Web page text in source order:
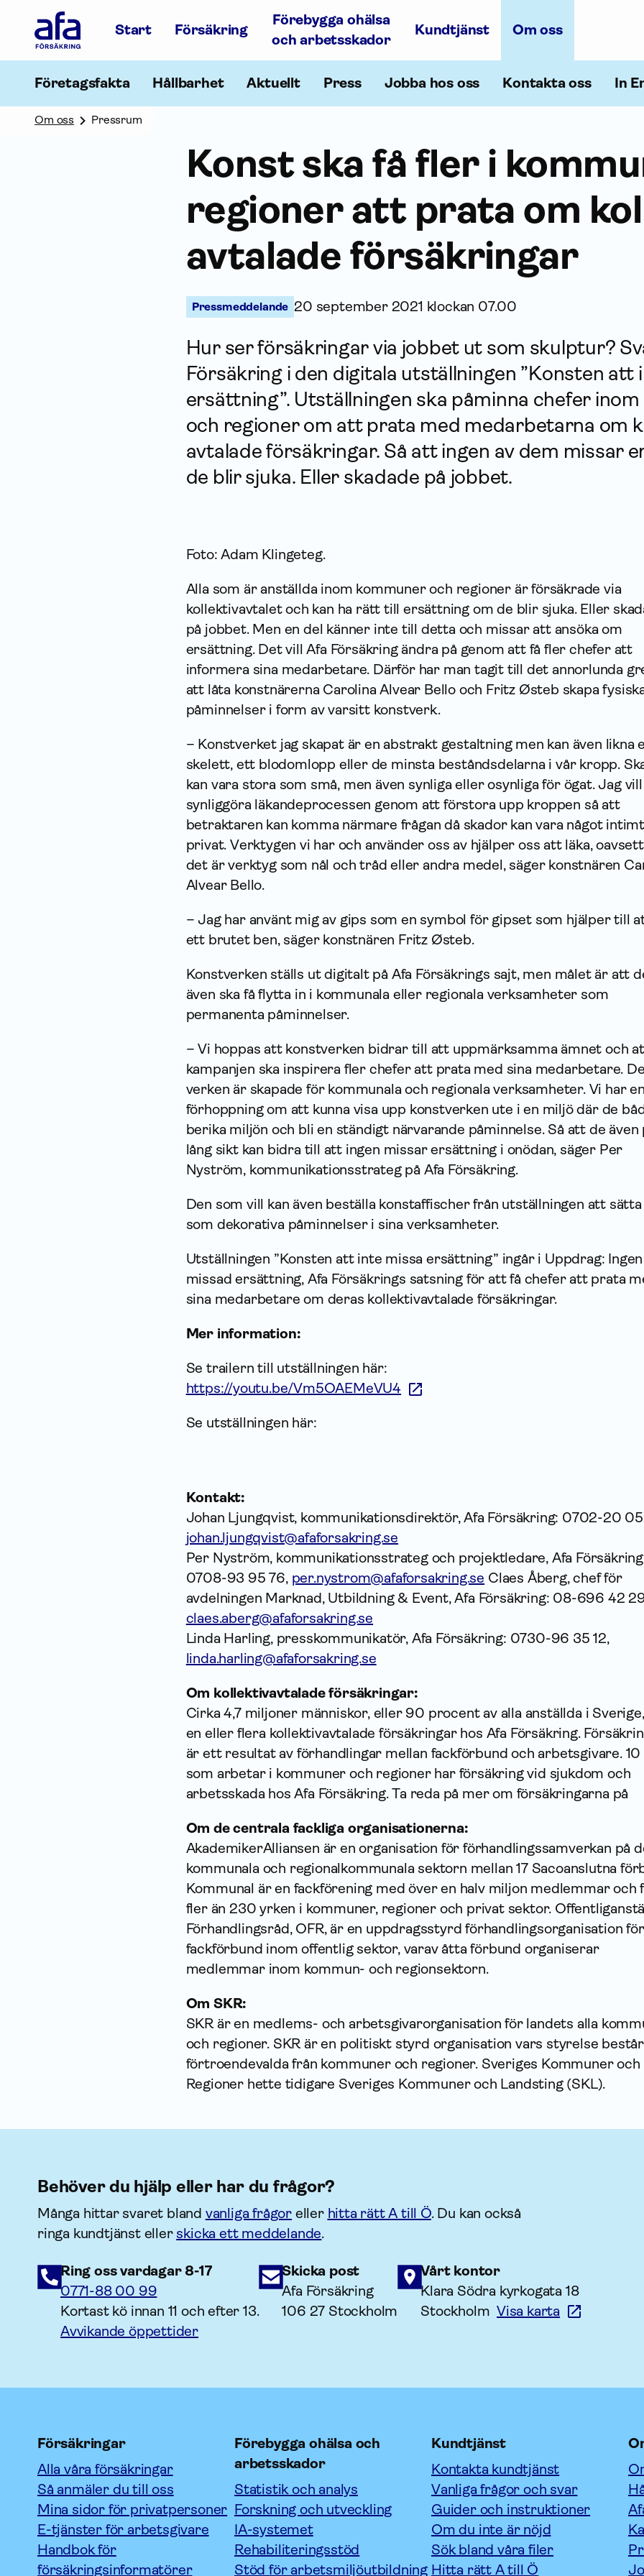
Försäkring
Gå
startsidan
Start Försäkring
Förebygga ohälsa
och arbetsskador
Kundtjänst Om oss
Företagsfakta Hållbarhet Aktuellt Press Jobba hos oss Kontakta oss In
Om oss Pressrum
Konst ska få fler i
regioner att prata om
avtalade försäk­ringar
Pressmeddelande 20 september 2021 klockan 07.00
Hur ser försäk­ringar via jobbet ut som skulptur?
För­säkring i den digitala utställningen ”Konsten att
ersättning”. Utställningen ska påminna chefer
och regioner om att prata med medarbetarna om
avtalade försäk­ringar. Så att ingen av dem missar
de blir sjuka. Eller skadade på jobbet.
Foto: Adam Klingeteg.
Alla som är anställda inom kommuner och regioner är försäkrade via
kollektivavtalet och kan ha rätt till ersättning om de blir sjuka. Eller
på jobbet. Men en del känner inte till detta och missar att ansöka om
ersättning. Det vill Afa Försäkring ändra på genom att få fler chefer att
informera sina medarbetare. Därför har man tagit till det annorlunda
att låta konstnärerna Carolina Alvear Bello och Fritz Østeb skapa
påminnelser i form av varsitt konstverk.
– Konstverket jag skapat är en abstrakt gestaltning men kan även likna
skelett, ett blodomlopp eller de minsta beståndsdelarna i vår kropp.
kan vara stora som små, men även synliga eller osynliga för ögat. Jag vill
synliggöra läkandeprocessen genom att förstora upp kroppen så att
betraktaren kan komma närmare frågan då skador kan vara något
privat. Verktygen vi har och använder oss av hjälper oss att läka,
det är verktyg som nål och tråd eller andra medel, säger konstnären
Alvear Bello.
– Jag har använt mig av gips som en symbol för gipset som hjälper till
ett brutet ben, säger konstnären Fritz Østeb.
Konstverken ställs ut digitalt på Afa Försäkrings sajt, men målet är att
även ska få flytta in i kommunala eller regionala verksamheter som
permanenta påminnelser.
– Vi hoppas att konstverken bidrar till att uppmärksamma ämnet och
kampanjen ska inspirera fler chefer att prata med sina medarbetare.
verken är skapade för kommunala och regionala verksamheter. Vi har en
förhoppning om att kunna visa upp konstverken ute i en miljödär de
berika miljön och bli en ständigt närvarande påminnelse. Så att de även
lång sikt kan bidra till att ingen missar ersättning i onödan, säger Per
Nyström, kommunikationsstrateg på Afa Försäkring.
Den som vill kan även beställa konstaffischer från utställningen att
som dekorativa påminnelser i sina verksamheter.
Utställningen ”Konsten att inte missa ersättning” ingår i Uppdrag: Ingen
missad ersättning, Afa Försäkrings satsning för att få chefer att prata
sina medarbetare om deras kollektivavtalade försäkringar.
Mer information:
Se trailern till utställningen här:
https://youtu.be/Vm5OAEMeVU4
Se utställningen här:
Kontakt:
Johan Ljungqvist, kommunikationsdirektör, Afa Försäkring: 0702-20 05
johan.ljungqvist@afaforsakring.se
Per Nyström, kommunikationsstrateg och projektledare, Afa
0708-93 95 76, per.nystrom@afaforsakring.se Claes Åberg, chef för
avdelningen Marknad, Utbildning & Event, Afa Försäkring: 08-696 42
claes.aberg@afaforsakring.se
Linda Harling, presskommunikatör, Afa Försäkring: 0730-96 35 12,
linda.harling@afaforsakring.se
Om kollektivavtalade försäkringar:
Cirka 4,7 miljoner människor, eller 90 procent av alla anställda i
en eller flera kollektivavtalade försäkringar hos Afa Försäkring.
är ett resultat av förhandlingar mellan fackförbund och arbetsgivare. 10
som arbetar i kommuner och regioner har försäkring vid sjukdom och
arbetsskada hos Afa Försäkring. Ta reda på mer om försäkringarna på
Om de centrala fackliga organisationerna:
AkademikerAlliansen är en organisation för förhandlingssamverkan på
kommunala och regionalkommunala sektorn mellan 17 Sacoanslutna
Kommunal är en fackförening med över en halv miljon medlemmar och
fler än 230 yrken i kommuner, regioner och privat sektor.
Förhandlingsråd, OFR, är en uppdragsstyrd förhandlingsorganisation
fackförbund inom offentlig sektor, varav åtta förbund organiserar
medlemmar inom kommun- och regionsektorn.
Om SKR:
SKR är en medlems- och arbetsgivarorganisation för landets alla
och regioner. SKR är en politiskt styrd organisation vars styrelse
förtroendevalda från kommuner och regioner. Sveriges Kommuner och
Regioner hette tidigare Sveriges Kommuner och Landsting (SKL).
Behöver du hjälp eller har du frågor?
Många hittar svaret bland vanliga frågor eller hitta rätt A till Ö. Du kan också
ringa kundtjänst eller skicka ett meddelande.
Ring oss vardagar 8-17
0771-88 00 99
Kortast kö innan 11 och efter 13.
Avvikande öppettider
Skicka post
Afa Försäkring
106 27 Stockholm
Vårt kontor
Klara Södra kyrkogata 18
StockholmVisa karta
Försäkringar
Alla våra försäkringar
Så anmäler du till oss
Mina sidor för privatpersoner
E-tjänster för arbetsgivare
Handbok för
försäkringsinformatörer
Förebygga ohälsa och
arbetsskador
Statistik och analys
Forskning och utveckling
IA-systemet
Rehabiliteringsstöd
Stöd för arbetsmiljöutbildning
Kundtjänst
Kontakta kundtjänst
Vanliga frågor och svar
Guider och instruktioner
Om du inte är nöjd
Sök bland våra filer
Hitta rätt A till Ö